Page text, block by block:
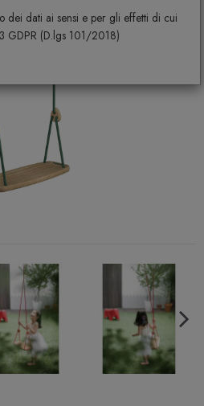
dei dati ai sensi e per gli effetti di cui
GDPR (D.lgs 101/2018)